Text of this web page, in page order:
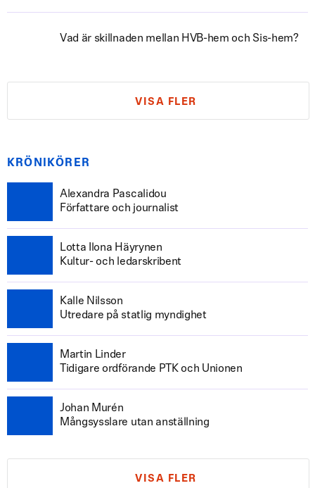
Vad är skillnaden mellan HVB-hem och Sis-hem?
VISA FLER
KRÖNIKÖRER
Alexandra Pascalidou
Författare och journalist
Lotta Ilona Häyrynen
Kultur- och ledarskribent
Kalle Nilsson
Utredare på statlig myndighet
Martin Linder
Tidigare ordförande PTK och Unionen
Johan Murén
Mångsysslare utan anställning
VISA FLER